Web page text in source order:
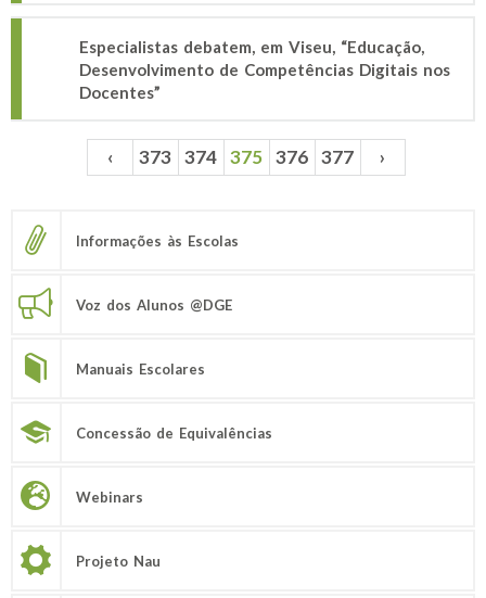
Especialistas debatem, em Viseu, “Educação,
Desenvolvimento de Competências Digitais nos
Docentes”
Páginas ‹ 373 374 375 376 377 ›
Informações às Escolas
Voz dos Alunos @DGE
Manuais Escolares
Concessão de Equivalências
Webinars
Projeto Nau